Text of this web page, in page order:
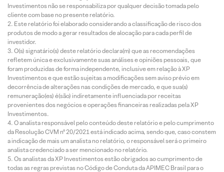
Investimentos não se responsabiliza por qualquer decisão tomada pelo
cliente com base no presente relatório.
Este relatório foi elaborado considerando a classificação de risco dos
produtos de modo a gerar resultados de alocação para cada perfil de
investidor.
O(s) signatário(s) deste relatório declara(m) que as recomendações
refletem única e exclusivamente suas análises e opiniões pessoais, que
foram produzidas de forma independente, inclusive em relação à XP
Investimentos e que estão sujeitas a modificações sem aviso prévio em
decorrência de alterações nas condições de mercado, e que sua(s)
remuneração(es) é(são) indiretamente influenciada por receitas
provenientes dos negócios e operações financeiras realizadas pela XP
Investimentos.
O analista responsável pelo conteúdo deste relatório e pelo cumprimento
da Resolução CVM nº 20/2021 está indicado acima, sendo que, caso constem
a indicação de mais um analista no relatório, o responsável será o primeiro
analista credenciado a ser mencionado no relatório.
Os analistas da XP Investimentos estão obrigados ao cumprimento de
todas as regras previstas no Código de Conduta da APIMEC Brasil para o